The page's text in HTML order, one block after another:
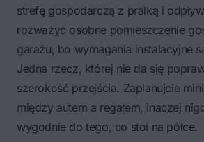
strefę gospodarczą z pralką i
rozważyć osobne pomieszczenie
garażu, bo wymagania instalacyjne
Jedna rzecz, której nie da się
szerokość przejścia. Zaplanujcie
między autem a regałem, inaczej
wygodnie do tego, co stoi na półce.